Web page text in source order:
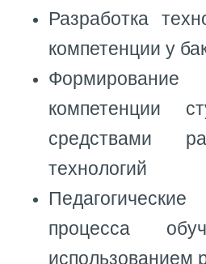
Разработка
компетенции у
компетенции
средствами
технологий
процесса
использованием